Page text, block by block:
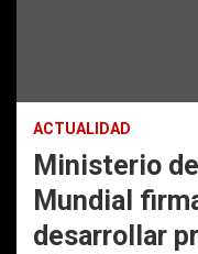
ACTUALIDAD
Ministerio
Mundial
desarrollar